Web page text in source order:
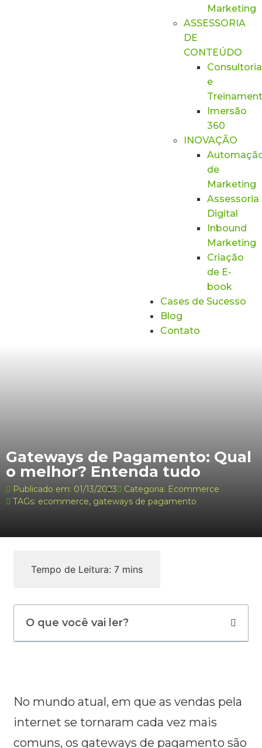
Marketing
ASSESSORIA
DE
CONTEÚDO
Consultoria
e
Imersão
360
INOVAÇÃO
de
Marketing
Assessoria
Digital
Inbound
Marketing
Criação
de E-
book
Cases de Sucesso
Blog
Contato
Gateways de Pagamento: Qual
o melhor? Entenda tudo
Publicado em: 01/13/2023 Categoria: Ecommerce
TAGs: ecommerce, gateways de pagamento
O que você vai ler?
No mundo atual, em que as vendas pela
internet se tornaram cada vez mais
comuns, os gateways de pagamento são